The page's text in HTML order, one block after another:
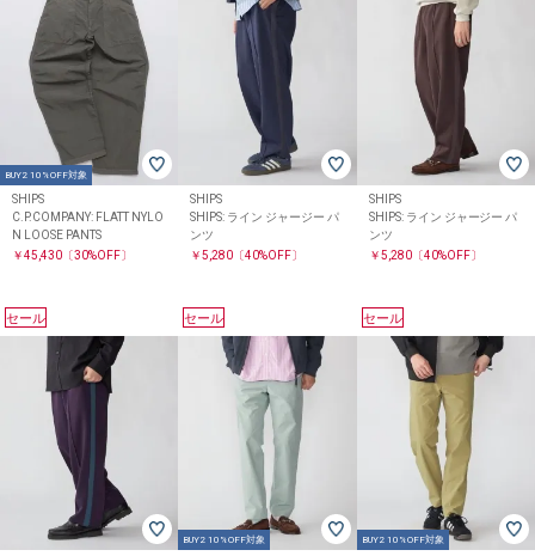
BUY2 10%OFF対象
SHIPS
C.P.COMPANY: FLATT NYLO
N LOOSE PANTS
￥45,430〔30%OFF〕
SHIPS
SHIPS: ライン ジャージー パ
ンツ
￥5,280 〔40%OFF〕
SHIPS
SHIPS: ライン ジャージー パ
ンツ
￥5,280〔40%OFF〕
セール セール
BUY2 10%OFF対象
セール
BUY2 10%OFF対象